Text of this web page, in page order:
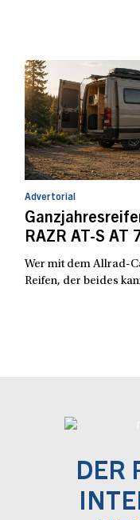
Advertorial
RAZR AT-S AT
Wer mit dem Allrad-
Reifen, der beides
DER